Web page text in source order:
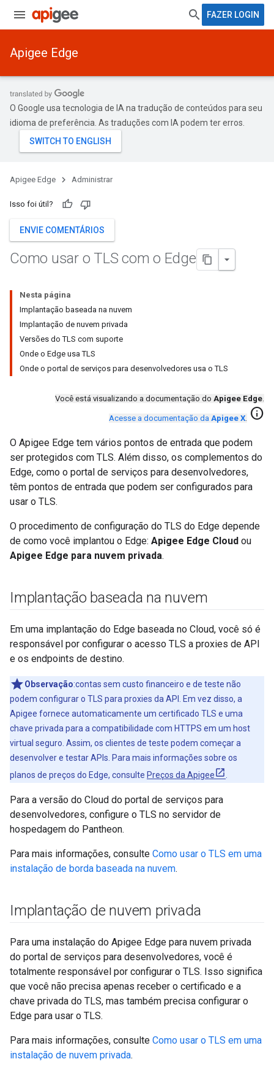
FAZER LOGIN
Apigee Edge
O Google usa tecnologia de IA na tradução de conteúdos para seu
idioma de preferência. As traduções com IA podem ter erros.
Apigee Edge Administrar
Isso foi útil?
ENVIE COMENTÁRIOS
Como usar o TLS com o Edge
Nesta página
Implantação baseada na nuvem
Implantação de nuvem privada
Versões do TLS com suporte
Onde o Edge usa TLS
Onde o portal de serviços para desenvolvedores usa o TLS
Você está visualizando a documentação do Apigee Edge.
Acesse a documentação da Apigee X. info
O Apigee Edge tem vários pontos de entrada que podem
ser protegidos com TLS. Além disso, os complementos do
Edge, como o portal de serviços para desenvolvedores,
têm pontos de entrada que podem ser configurados para
usar o TLS.
O procedimento de configuração do TLS do Edge depende
de como você implantou o Edge: Apigee Edge Cloud ou
Apigee Edge para nuvem privada.
Implantação baseada na nuvem
Em uma implantação do Edge baseada no Cloud, você só é
responsável por configurar o acesso TLS a proxies de API
e os endpoints de destino.
Observação:contas sem custo financeiro e de teste não
podem configurar o TLS para proxies da API. Em vez disso, a
Apigee fornece automaticamente um certificado TLS e uma
chave privada para a compatibilidade com HTTPS em um host
virtual seguro. Assim, os clientes de teste podem começar a
desenvolver e testar APIs. Para mais informações sobre os
planos de preços do Edge, consulte Preços da Apigee
Para a versão do Cloud do portal de serviços para
desenvolvedores, configure o TLS no servidor de
hospedagem do Pantheon.
Para mais informações, consulte Como usar o TLS em uma
instalação de borda baseada na nuvem.
Implantação de nuvem privada
Para uma instalação do Apigee Edge para nuvem privada
do portal de serviços para desenvolvedores, você é
totalmente responsável por configurar o TLS. Isso significa
que você não precisa apenas receber o certificado e a
chave privada do TLS, mas também precisa configurar o
Edge para usar o TLS.
Para mais informações, consulte Como usar o TLS em uma
instalação de nuvem privada.